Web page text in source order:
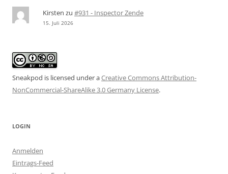
Kirsten zu #931 - Inspector Zende
15. Juli 2026
Sneakpod is licensed under aCreative Commons Attribution-
NonCommercial-ShareAlike 3.0 Germany License.
LOGIN
Anmelden
Eintrags-Feed